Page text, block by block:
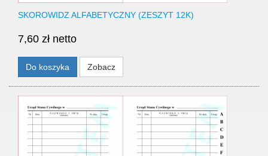
SKOROWIDZ ALFABETYCZNY (ZESZYT 12K)
7,60 zł netto
Do koszyka Zobacz